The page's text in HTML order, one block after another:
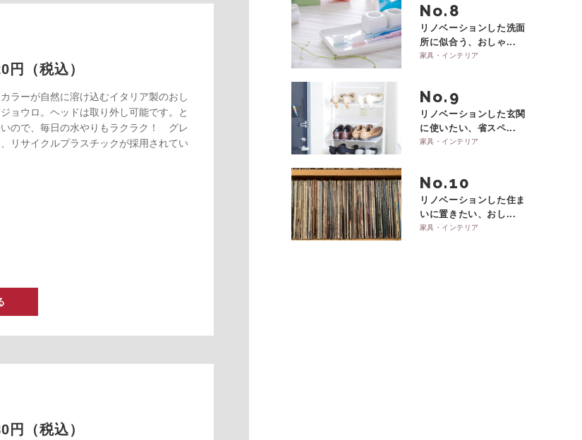
円（税込）
ラーが自然に溶け込むイタリア製のおし
ョウロ。ヘッドは取り外し可能です。と
ので、毎日の水やりもラクラク！ グレ
リサイクルプラスチックが採用されてい
円（税込）
No.
リノベーションした洗面
所に似合う、おしゃ...
家具・インテリア
No.
リノベーションした玄関
に使いたい、省スペ...
家具・インテリア
No.
リノベーションした住ま
いに置きたい、おし...
家具・インテリア